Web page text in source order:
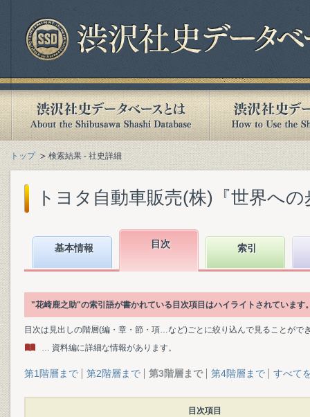
トップ 検索結果 - 社史詳細
トヨタ自動車販売(株)『世界へ
基本情報 目次 索引
"花崎鹿之助"の索引語が書かれている目次項目はハイライトされています
目次は見出しの階層(編・章・節・項…など)ごとに絞り込んで見ることがで
… 資料編に詳細な情報があります。
第1階層まで 第2階層まで 第3階層まで 第4階層まで すべて
目次項目